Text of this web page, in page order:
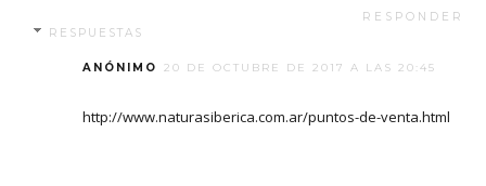
RESPONDER
RESPUESTAS
ANÓNIMO 20 DE OCTUBRE DE 2017 A LAS 20:45
http://www.naturasiberica.com.ar/puntos-de-venta.html